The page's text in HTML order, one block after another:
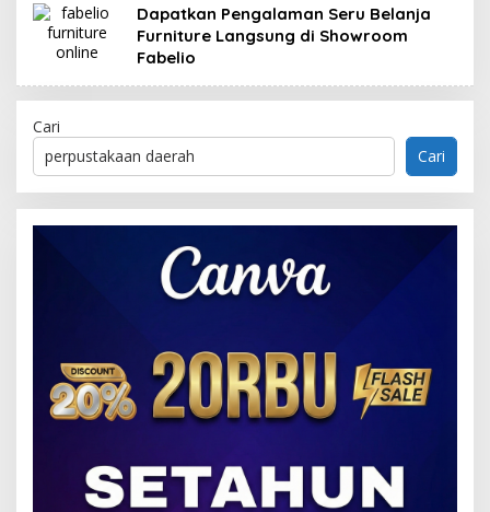
Dapatkan Pengalaman Seru Belanja
Furniture Langsung di Showroom
Fabelio
Cari
Cari